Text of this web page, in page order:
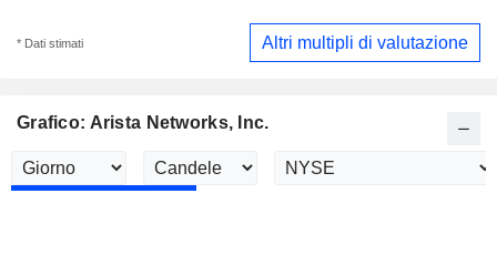
* Dati stimati Altri multipli di valutazione
Grafico: Arista Networks, Inc.